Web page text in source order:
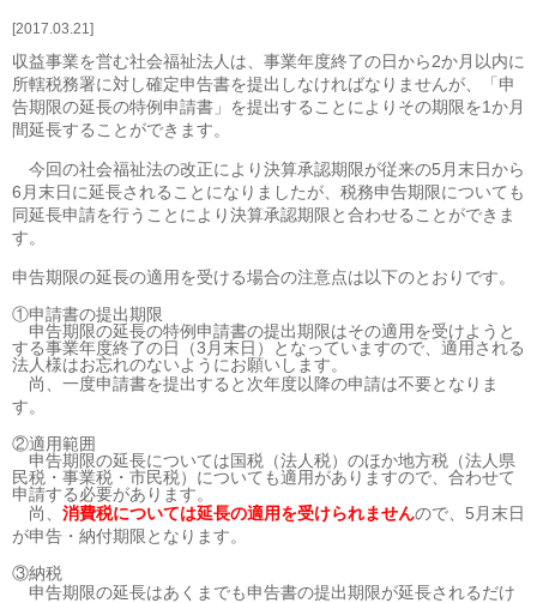
幼稚園・学校法人経営者の方
保育園経営者の方
介護事業者の方
介護専門チームからのお知らせ
2017.03.21
収益事業を営む社会福祉法人は、事業年度終了の日から2か月以内に
所轄税務署に対し確定申告書を提出しなければなりませんが、「申
告期限の延長の特例申請書」を提出することによりその期限を1か月
間延長することができます。
今回の社会福祉法の改正により決算承認期限が従来の5月末日から
6月末日に延長されることになりましたが、税務申告期限についても
同延長申請を行うことにより決算承認期限と合わせることができま
す。
申告期限の延長の適用を受ける場合の注意点は以下のとおりです。
①申請書の提出期限
申告期限の延長の特例申請書の提出期限はその適用を受けようと
する事業年度終了の日（3月末日）となっていますので、適用される
法人様はお忘れのないようにお願いします。
尚、一度申請書を提出すると次年度以降の申請は不要となりま
す。
②適用範囲
申告期限の延長については国税（法人税）のほか地方税（法人県
民税・事業税・市民税）についても適用がありますので、合わせて
申請する必要があります。
尚、 消費税については延長の適用を受けられませんので、5月末日
が申告・納付期限となります。
③納税
申告期限の延長はあくまでも申告書の提出期限が延長されるだけ